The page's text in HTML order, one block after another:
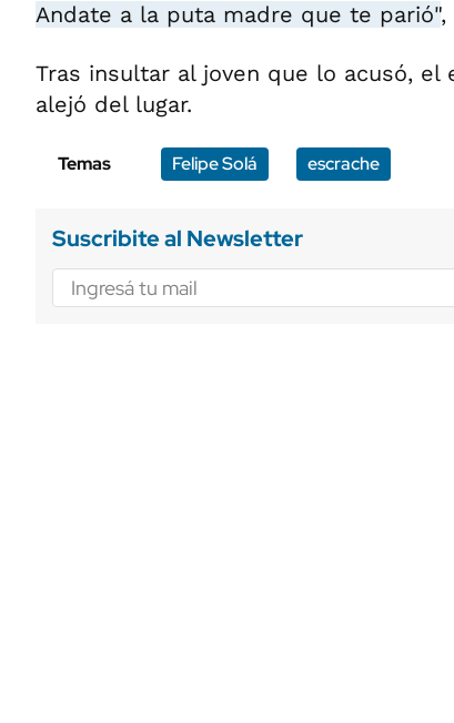
Andate a la puta madre que te parió",
Tras insultar al joven que lo acusó, el
alejó del lugar.
Temas Felipe Solá escrache
Suscribite al Newsletter